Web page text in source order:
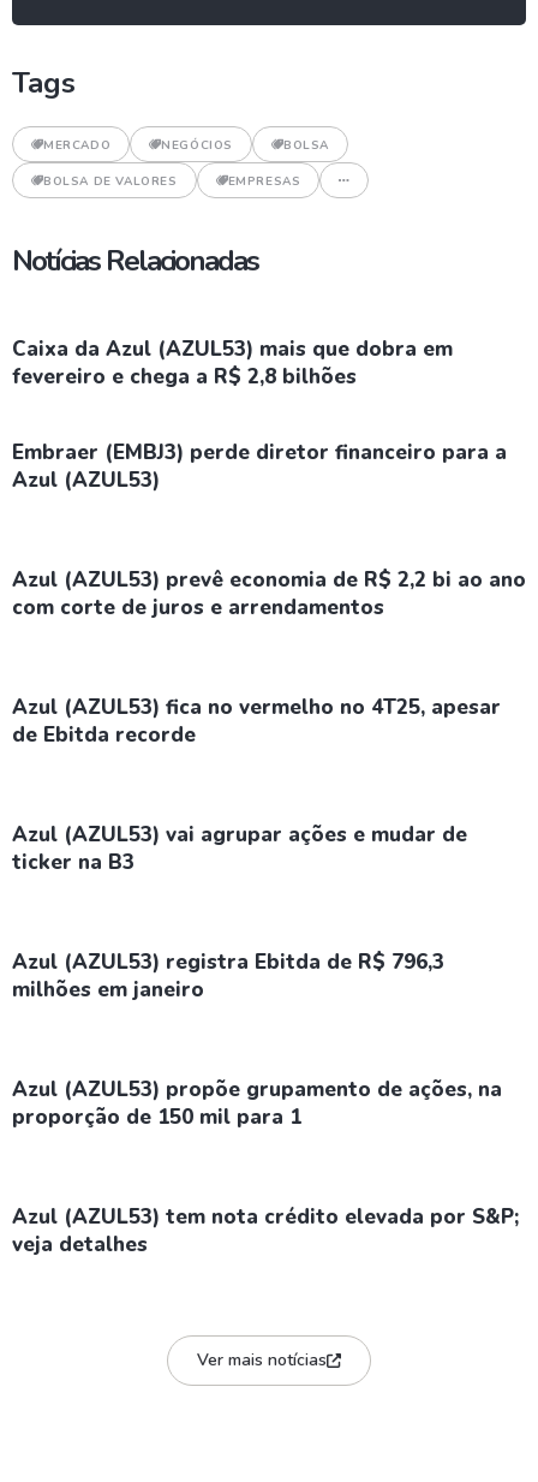
Tags
MERCADO NEGÓCIOS BOLSA
BOLSA DE VALORES EMPRESAS
Notícias Relacionadas
Caixa da Azul (AZUL53) mais que dobra em
fevereiro e chega a R$ 2,8 bilhões
Embraer (EMBJ3) perde diretor financeiro para a
Azul (AZUL53)
Azul (AZUL53) prevê economia de R$ 2,2 bi ao ano
com corte de juros e arrendamentos
Azul (AZUL53) fica no vermelho no 4T25, apesar
de Ebitda recorde
Azul (AZUL53) vai agrupar ações e mudar de
ticker na B3
Azul (AZUL53) registra Ebitda de R$ 796,3
milhões em janeiro
Azul (AZUL53) propõe grupamento de ações, na
proporção de 150 mil para 1
Azul (AZUL53) tem nota crédito elevada por S&P;
veja detalhes
Ver mais notícias